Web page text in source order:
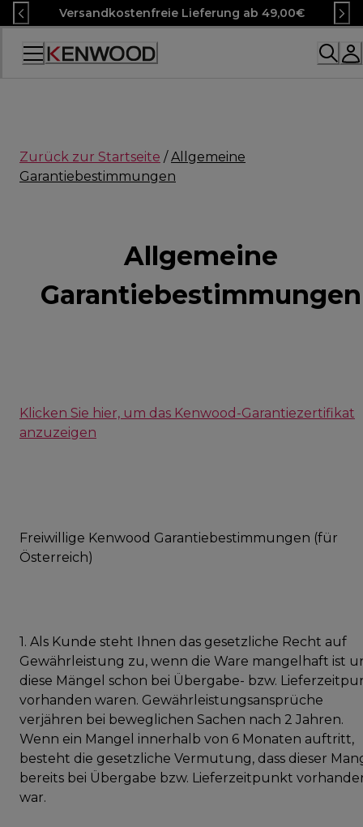
Skip
to
Content
Versandkostenfreie Lieferung ab 49,00€
Accessibility
Zurück zur Startseite /Allgemeine
Garantiebestimmungen
Allgemeine
Garantiebestimmungen
Klicken Sie hier, um das Kenwood-Garantiezertifikat
anzuzeigen
Freiwillige Kenwood Garantiebestimmungen (für
Österreich)
1. Als Kunde steht Ihnen das gesetzliche Recht auf
Gewährleistung zu, wenn die Ware mangelhaft ist
diese Mängel schon bei Übergabe- bzw.
vorhanden waren. Gewährleistungsansprüche
verjähren bei beweglichen Sachen nach 2 Jahren.
Wenn ein Mangel innerhalb von 6 Monaten auftritt,
besteht die gesetzliche Vermutung, dass dieser
bereits bei Übergabe bzw. Lieferzeitpunkt
war.